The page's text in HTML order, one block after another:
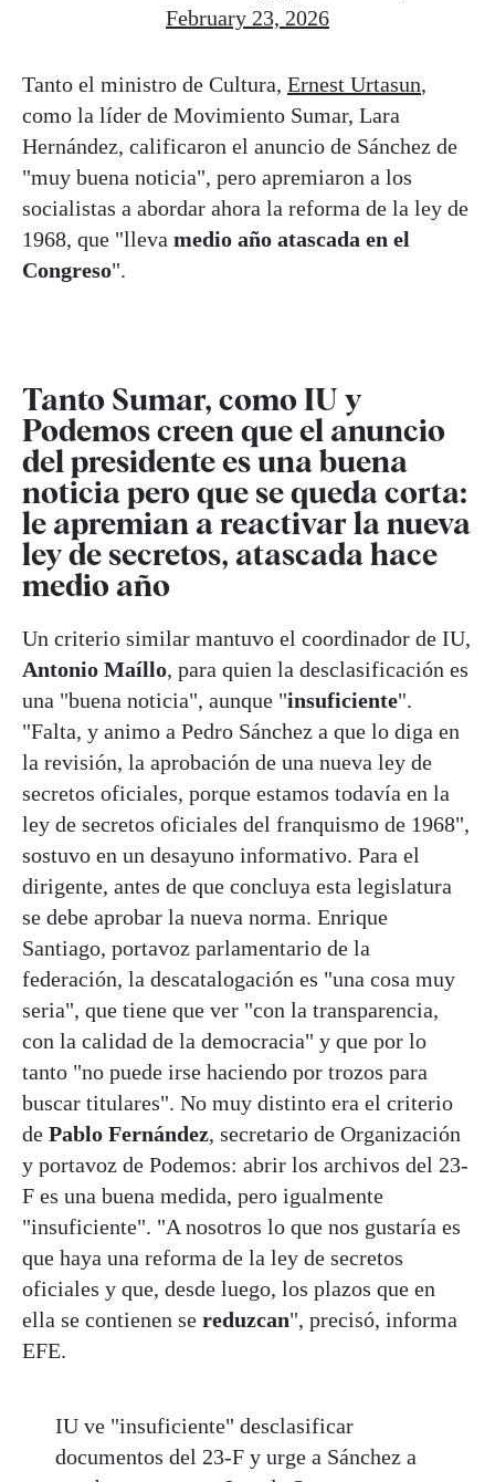
February 23, 2026
Tanto el ministro de Cultura, Ernest Urtasun,
como la líder de Movimiento Sumar, Lara
Hernández, calificaron el anuncio de Sánchez de
"muy buena noticia", pero apremiaron a los
socialistas a abordar ahora la reforma de la ley de
1968, que "lleva medio año atascada en el
Congreso".
Tanto Sumar, como IU y
Podemos creen que el anuncio
del presidente es una buena
noticia pero que se queda corta:
le apremian a reactivar la nueva
ley de secretos, atascada hace
medio año
Un criterio similar mantuvo el coordinador de IU,
Antonio Maíllo, para quien la desclasificación es
una "buena noticia", aunque "insuficiente".
"Falta, y animo a Pedro Sánchez a que lo diga en
la revisión, la aprobación de una nueva ley de
secretos oficiales, porque estamos todavía en la
ley de secretos oficiales del franquismo de 1968",
sostuvo en un desayuno informativo. Para el
dirigente, antes de que concluya esta legislatura
se debe aprobar la nueva norma. Enrique
Santiago, portavoz parlamentario de la
federación, la descatalogación es "una cosa muy
seria", que tiene que ver "con la transparencia,
con la calidad de la democracia" y que por lo
tanto "no puede irse haciendo por trozos para
buscar titulares". No muy distinto era el criterio
de Pablo Fernández, secretario de Organización
y portavoz de Podemos: abrir los archivos del 23-
F es una buena medida, pero igualmente
"insuficiente". "A nosotros lo que nos gustaría es
que haya una reforma de la ley de secretos
oficiales y que, desde luego, los plazos que en
ella se contienen se reduzcan", precisó, informa
EFE.
IU ve "insuficiente" desclasificar
documentos del 23-F y urge a Sánchez a